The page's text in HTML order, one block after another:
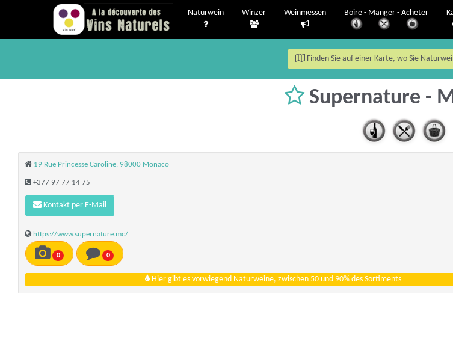
Naturwein Winzer Weinmessen Boire - Manger - Acheter
Finden Sie auf einer Karte, wo Sie
Supernature -
19 Rue Princesse Caroline, 98000 Monaco
+377 97 77 14 75
Kontakt per E-Mail
https://www.supernature.mc/
0 0
Hier gibt es vorwiegend Naturweine, zwischen 50 und 90% des Sortiments